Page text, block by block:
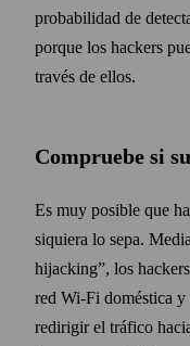
probabilidad de
porque los hackers
través de ellos.
Compruebe si
Es muy posible que
siquiera lo sepa.
hijacking , los
red Wi‑Fi doméstica y
redirigir el tráfico